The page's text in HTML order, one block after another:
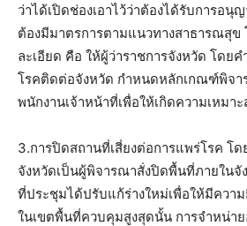
ว่าได้เปิดช่องเอาไว้ว่าต้องได้รับการอนุ
ต้องมีมาตรการตามแนวทางสาธารณสุข
ละเอียด คือ ให้ผู้ว่าราชการจังหวัด โดย
โรคติดต่อจังหวัด กำหนดหลักเกณฑ์พิจ
พนักงานเจ้าหน้าที่เพื่อให้เกิดความเหมาะ
3.การปิดสถานที่เสี่ยงต่อการแพร่โรค โด
จังหวัดเป็นผู้พิจารณาสั่งปิดพื้นที่ภายในจั
ที่ประชุมได้ปรับแก้ร่างใหม่เพื่อให้มีควา
ในเขตพื้นที่ควบคุมสูงสุดนั้น การจำหน่าย